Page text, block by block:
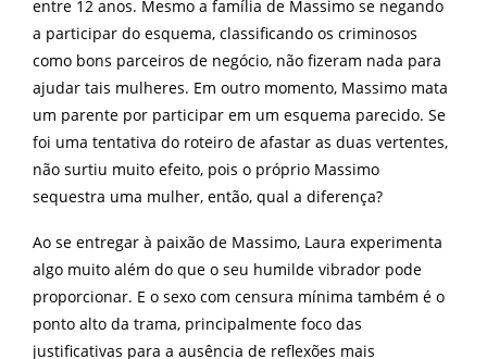
entre 12 anos. Mesmo a família de Massimo se negando
a participar do esquema, classificando os criminosos
como bons parceiros de negócio, não fizeram nada para
ajudar tais mulheres. Em outro momento, Massimo mata
um parente por participar em um esquema parecido. Se
foi uma tentativa do roteiro de afastar as duas vertentes,
não surtiu muito efeito, pois o próprio Massimo
sequestra uma mulher, então, qual a diferença?
Ao se entregar à paixão de Massimo, Laura experimenta
algo muito além do que o seu humilde vibrador pode
proporcionar. E o sexo com censura mínima também é o
ponto alto da trama, principalmente foco das
justificativas para a ausência de reflexões mais